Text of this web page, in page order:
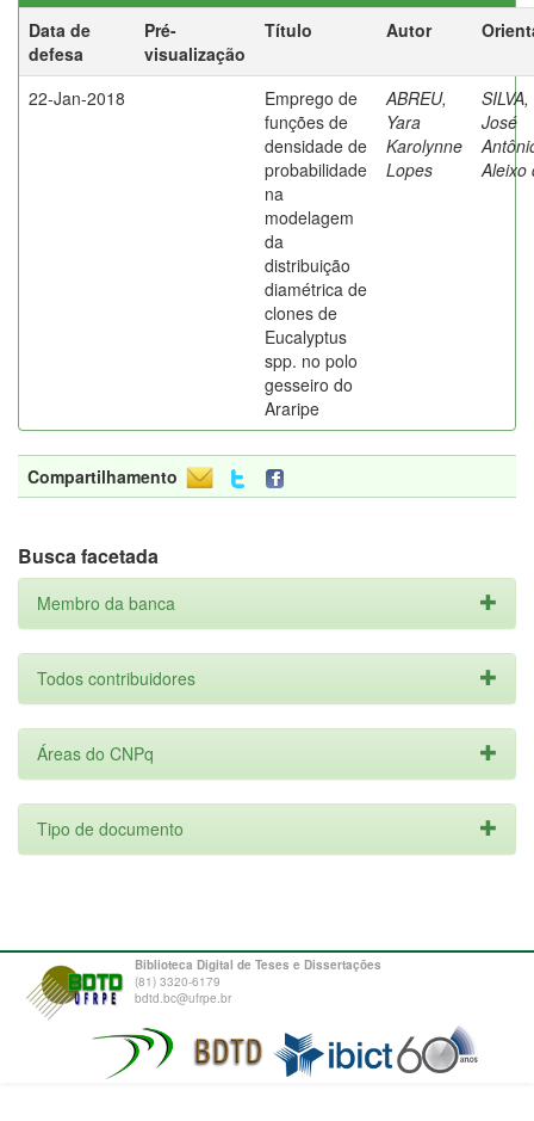
Data de
defesa
Pré-
visualização
Título Autor
22-Jan-2018
Emprego de
funções de
densidade de
probabilidade
na
modelagem
da
distribuição
diamétrica de
clones de
Eucalyptus
spp. no polo
gesseiro do
Araripe
ABREU,
Yara
Karolynne
Lopes
SILVA,
José
Aleixo
Compartilhamento
Busca facetada
Membro da banca
Todos contribuidores
Áreas do CNPq
Tipo de documento
Biblioteca Digital de Teses e Dissertações
(81) 3320-6179
bdtd.bc@ufrpe.br